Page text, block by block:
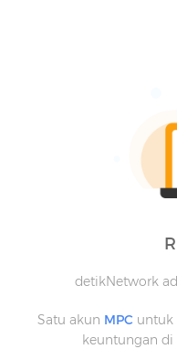
detikNetwork
Satu akun MPC untuk
keuntungan di